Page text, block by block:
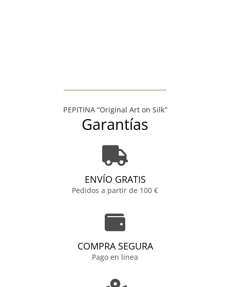
PEPITINA “Original Art on Silk”
Garantías
ENVÍO GRATIS
Pedidos a partir de 100 €
COMPRA SEGURA
Pago en línea